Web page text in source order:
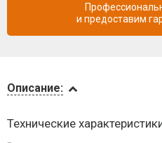
Описание:
Технические
и предоставим